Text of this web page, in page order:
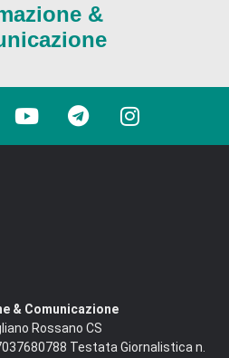
&
& Comunicazione
Rossano CS
Testata Giornalistica n.